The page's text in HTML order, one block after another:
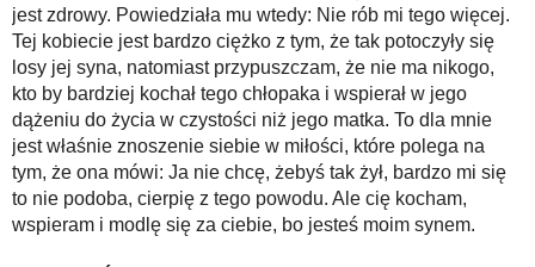
jest zdrowy. Powiedziała mu wtedy: Nie rób mi tego więcej.
Tej kobiecie jest bardzo ciężko z tym, że tak potoczyły się
losy jej syna, natomiast przypuszczam, że nie ma nikogo,
kto by bardziej kochał tego chłopaka i wspierał w jego
dążeniu do życia w czystości niż jego matka. To dla mnie
jest właśnie znoszenie siebie w miłości, które polega na
tym, że ona mówi: Ja nie chcę, żebyś tak żył, bardzo mi się
to nie podoba, cierpię z tego powodu. Ale cię kocham,
wspieram i modlę się za ciebie, bo jesteś moim synem.